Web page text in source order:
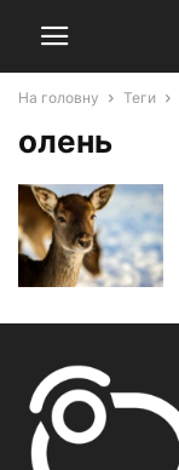
На головну Теги
олень